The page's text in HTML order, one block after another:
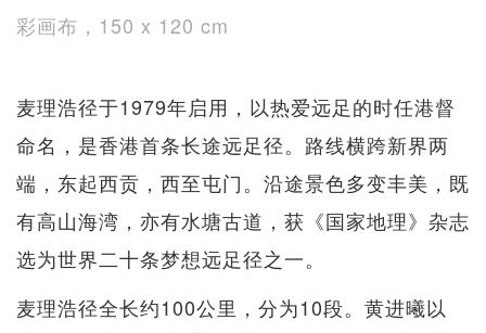
彩画布，150 x 120 cm
麦理浩径于1979年启用，以热爱远足的时任港督
命名，是香港首条长途远足径。路线横跨新界两
端，东起西贡，西至屯门。沿途景色多变丰美，既
有高山海湾，亦有水塘古道，获《国家地理》杂志
选为世界二十条梦想远足径之一。
麦理浩径全长约100公里，分为10段。黄进曦以